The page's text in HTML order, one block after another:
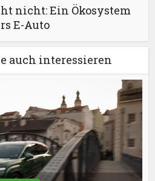
nicht: Ein Ökosystem
E-Auto
auch interessieren